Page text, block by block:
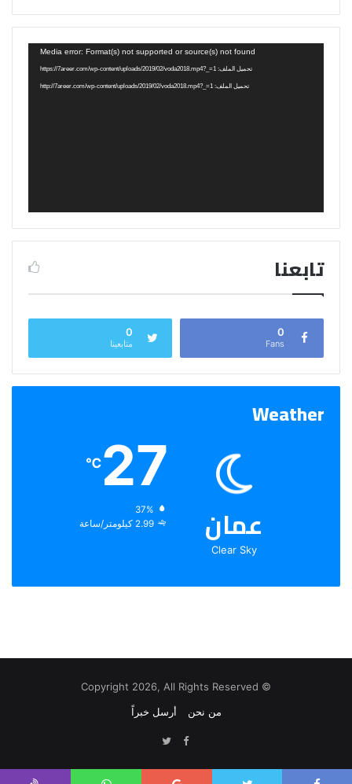
Media error: Format(s) not supported or source(s) not found
تحميل الملف: https://7areer.com/wp-content/uploads/2019/02/voda2018.mp4?_=1
تحميل الملف: http://7areer.com/wp-content/uploads/2019/02/voda2018.mp4?_=1
تابعنا
0
Fans
0
متابعينا
Weather
عمان
Clear Sky
27
℃
الرطوبة:
الرياح:2.99 كيلومتر/ساعة
© Copyright 2026, All Rights Reserved
من نحن
أرسل خبراً